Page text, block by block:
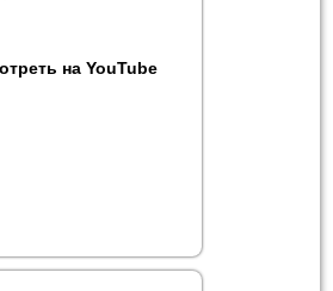
на YouTube